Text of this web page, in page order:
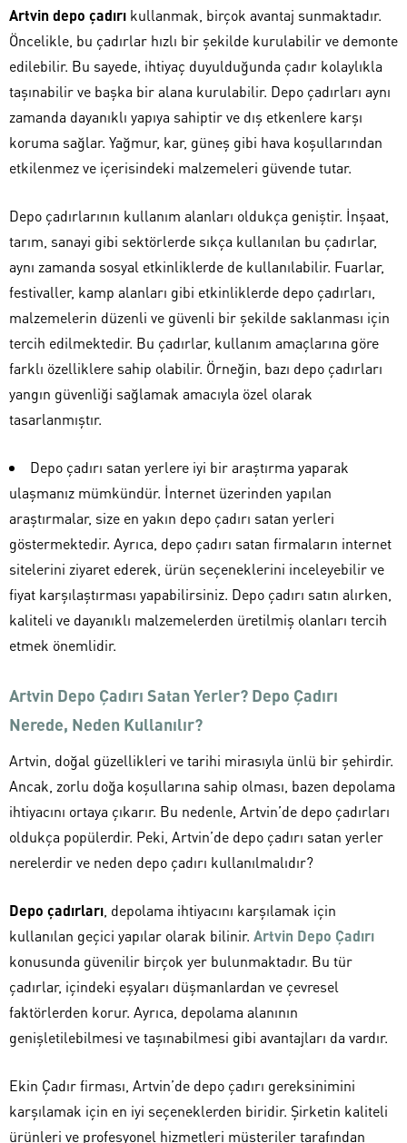
Artvin depo çadırı kullanmak, birçok avantaj sunmaktadır.
Öncelikle, bu çadırlar hızlı bir şekilde kurulabilir ve demonte
edilebilir. Bu sayede, ihtiyaç duyulduğunda çadır kolaylıkla
taşınabilir ve başka bir alana kurulabilir. Depo çadırları aynı
zamanda dayanıklı yapıya sahiptir ve dış etkenlere karşı
koruma sağlar. Yağmur, kar, güneş gibi hava koşullarından
etkilenmez ve içerisindeki malzemeleri güvende tutar.
Depo çadırlarının kullanım alanları oldukça geniştir. İnşaat,
tarım, sanayi gibi sektörlerde sıkça kullanılan bu çadırlar,
aynı zamanda sosyal etkinliklerde de kullanılabilir. Fuarlar,
festivaller, kamp alanları gibi etkinliklerde depo çadırları,
malzemelerin düzenli ve güvenli bir şekilde saklanması için
tercih edilmektedir. Bu çadırlar, kullanım amaçlarına göre
farklı özelliklere sahip olabilir. Örneğin, bazı depo çadırları
yangın güvenliği sağlamak amacıyla özel olarak
tasarlanmıştır.
Depo çadırı satan yerlere iyi bir araştırma yaparak
ulaşmanız mümkündür. İnternet üzerinden yapılan
araştırmalar, size en yakın depo çadırı satan yerleri
göstermektedir. Ayrıca, depo çadırı satan firmaların internet
sitelerini ziyaret ederek, ürün seçeneklerini inceleyebilir ve
fiyat karşılaştırması yapabilirsiniz. Depo çadırı satın alırken,
kaliteli ve dayanıklı malzemelerden üretilmiş olanları tercih
etmek önemlidir.
Artvin Depo Çadırı Satan Yerler? Depo Çadırı
Nerede, Neden Kullanılır?
Artvin, doğal güzellikleri ve tarihi mirasıyla ünlü bir şehirdir.
Ancak, zorlu doğa koşullarına sahip olması, bazen depolama
ihtiyacını ortaya çıkarır. Bu nedenle, Artvin’de depo çadırları
oldukça popülerdir. Peki, Artvin’de depo çadırı satan yerler
nerelerdir ve neden depo çadırı kullanılmalıdır?
Depo çadırları , depolama ihtiyacını karşılamak için
kullanılan geçici yapılar olarak bilinir. Artvin Depo Çadırı
konusunda güvenilir birçok yer bulunmaktadır. Bu tür
çadırlar, içindeki eşyaları düşmanlardan ve çevresel
faktörlerden korur. Ayrıca, depolama alanının
genişletilebilmesi ve taşınabilmesi gibi avantajları da vardır.
Ekin Çadır firması, Artvin’de depo çadırı gereksinimini
karşılamak için en iyi seçeneklerden biridir. Şirketin kaliteli
ürünleri ve profesyonel hizmetleri müşteriler tarafından